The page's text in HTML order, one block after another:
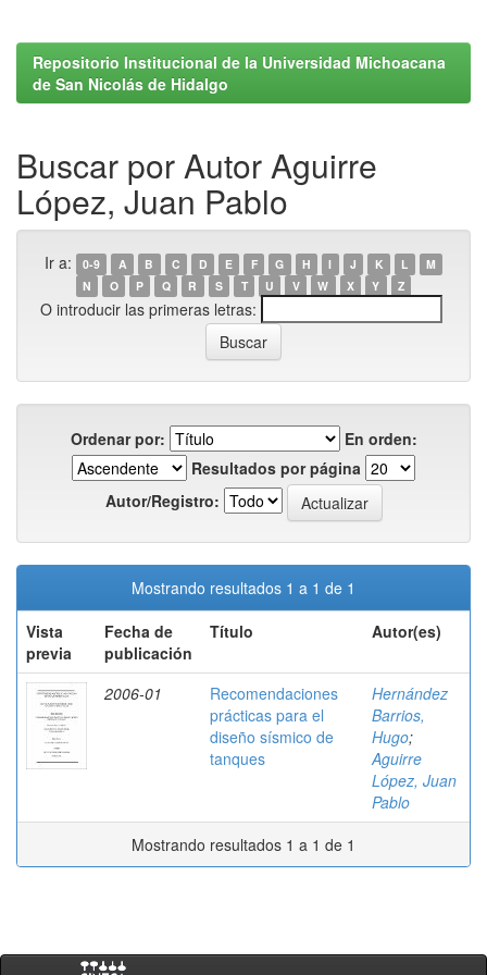
Repositorio Institucional de la Universidad Michoacana
de San Nicolás de Hidalgo
Buscar por Autor Aguirre
López, Juan Pablo
Ir a: 0-9 A B C D E F G H I J K L
M
N
O P Q R S T U V W X Y Z
O introducir las primeras letras:
Ordenar por:
En orden:
Resultados por página
Autor/Registro:
Mostrando resultados 1 a 1 de 1
Vista
previa
Fecha de
publicación
Título Autor(es)
2006-01
Recomendaciones
prácticas para el
diseño sísmico de
tanques
Hernández
Barrios,
Hugo;
Aguirre
López, Juan
Pablo
Mostrando resultados 1 a 1 de 1